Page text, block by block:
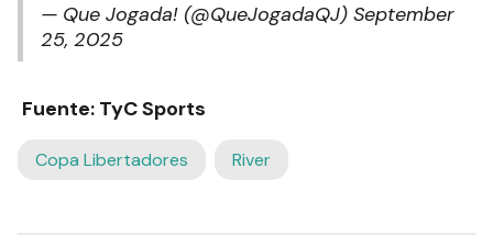
— Que Jogada! (@QueJogadaQJ) September
25, 2025
Fuente: TyC Sports
Copa Libertadores River